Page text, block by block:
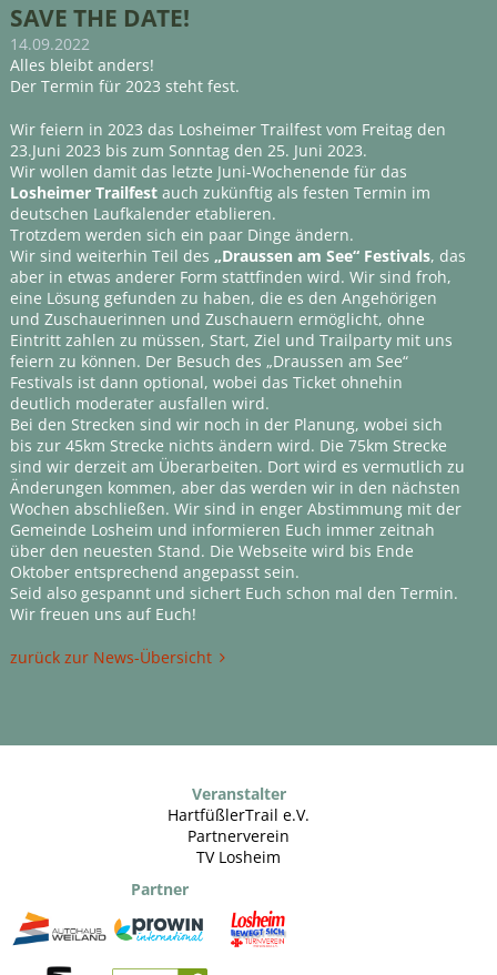
SAVE THE DATE!
14.09.2022
Alles bleibt anders!
Der Termin für 2023 steht fest.
Wir feiern in 2023 das Losheimer Trailfest vom Freitag den
23.Juni 2023 bis zum Sonntag den 25. Juni 2023.
Wir wollen damit das letzte Juni-Wochenende für das
Losheimer Trailfestauch zukünftig als festen Termin im
deutschen Laufkalender etablieren.
Trotzdem werden sich ein paar Dinge ändern.
Wir sind weiterhin Teil des „Draussen am See“ Festivals, das
aber in etwas anderer Form stattfinden wird. Wir sind froh,
eine Lösung gefunden zu haben, die es den Angehörigen
und Zuschauerinnen und Zuschauern ermöglicht, ohne
Eintritt zahlen zu müssen, Start, Ziel und Trailparty mit uns
feiern zu können. Der Besuch des „Draussen am See“
Festivals ist dann optional, wobei das Ticket ohnehin
deutlich moderater ausfallen wird.
Bei den Strecken sind wir noch in der Planung, wobei sich
bis zur 45km Strecke nichts ändern wird. Die 75km Strecke
sind wir derzeit am Überarbeiten. Dort wird es vermutlich zu
Änderungen kommen, aber das werden wir in den nächsten
Wochen abschließen. Wir sind in enger Abstimmung mit der
Gemeinde Losheim und informieren Euch immer zeitnah
über den neuesten Stand. Die Webseite wird bis Ende
Oktober entsprechend angepasst sein.
Seid also gespannt und sichert Euch schon mal den Termin.
Wir freuen uns auf Euch!
zurück zur News-Übersicht
Veranstalter
HartfüßlerTrail e.V.
Partnerverein
TV Losheim
Partner